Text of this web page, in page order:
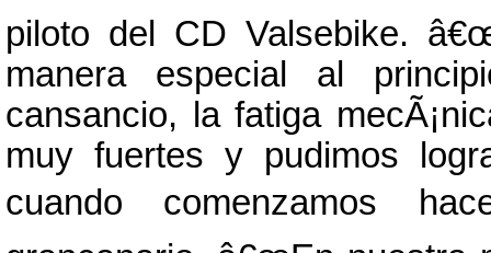
piloto del CD Valsebike.
manera especial al
cansancio, la fatiga
muy fuertes y pudimos
cuando comenzamos